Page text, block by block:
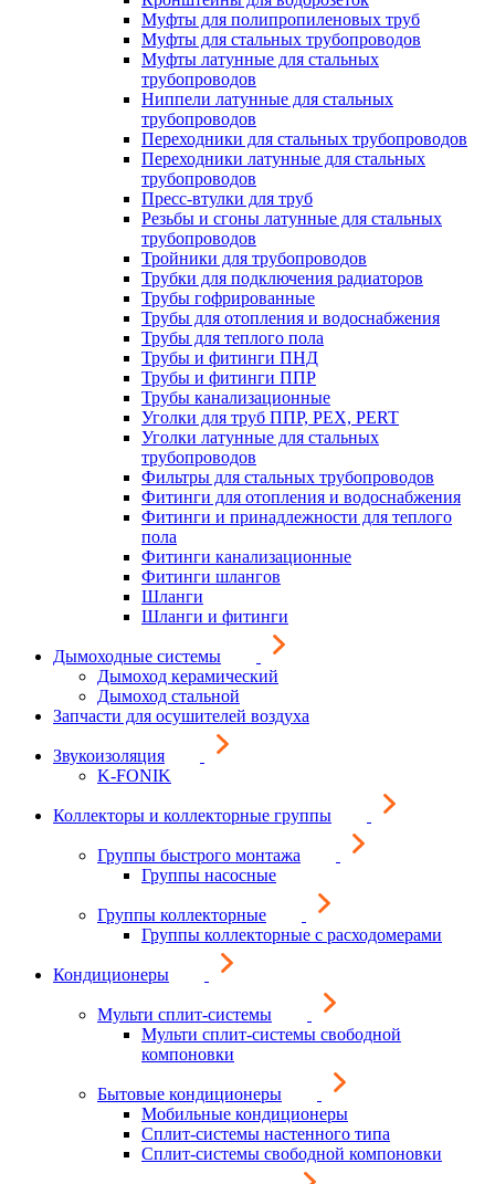
Муфты для полипропиленовых труб
Муфты для стальных трубопроводов
Муфты латунные для стальных
трубопроводов
Ниппели латунные для стальных
трубопроводов
Переходники для стальных трубопроводов
Переходники латунные для стальных
трубопроводов
Пресс-втулки для труб
Резьбы и сгоны латунные для стальных
трубопроводов
Тройники для трубопроводов
Трубки для подключения радиаторов
Трубы гофрированные
Трубы для отопления и водоснабжения
Трубы для теплого пола
Трубы и фитинги ПНД
Трубы и фитинги ППР
Трубы канализационные
Уголки для труб ППР, PEX, PERT
Уголки латунные для стальных
трубопроводов
Фильтры для стальных трубопроводов
Фитинги для отопления и водоснабжения
Фитинги и принадлежности для теплого
пола
Фитинги канализационные
Фитинги шлангов
Шланги
Шланги и фитинги
Дымоходные системы
Дымоход керамический
Дымоход стальной
Запчасти для осушителей воздуха
Звукоизоляция
K-FONIK
Коллекторы и коллекторные группы
Группы быстрого монтажа
Группы насосные
Группы коллекторные
Группы коллекторные с расходомерами
Кондиционеры
Мульти сплит-системы
Мульти сплит-системы свободной
компоновки
Бытовые кондиционеры
Мобильные кондиционеры
Сплит-системы настенного типа
Сплит-системы свободной компоновки